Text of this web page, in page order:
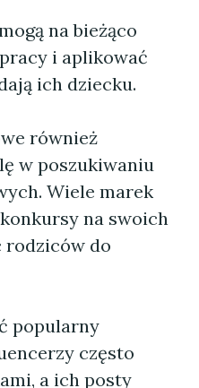
na bieżąco
i aplikować
ich dziecku.
również
w poszukiwaniu
Wiele marek
na swoich
rodziców do
popularny
często
a ich posty